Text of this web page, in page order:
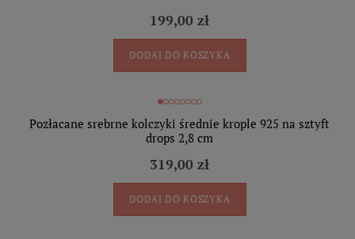
199,00 zł
DODAJ DO KOSZYKA
Pozłacane srebrne kolczyki średnie krople 925 na sztyft
drops 2,8 cm
319,00 zł
DODAJ DO KOSZYKA